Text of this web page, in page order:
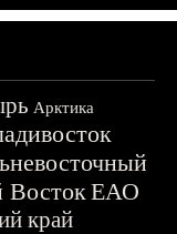
Арктика
ВостокЕАО
край